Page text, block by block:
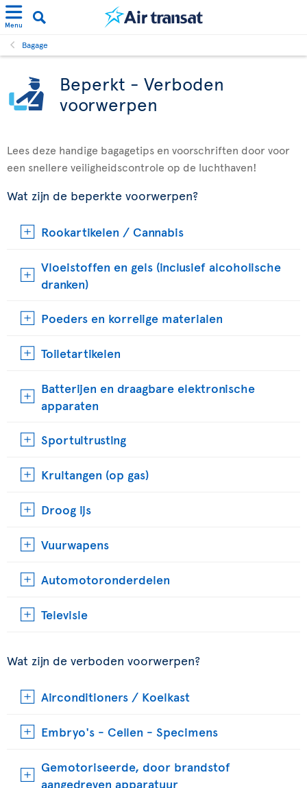
Menu
Bagage
Beperkt - Verboden
voorwerpen
Lees deze handige bagagetips en voorschriften door voor
een snellere veiligheidscontrole op de luchthaven!
Wat zijn de beperkte voorwerpen?
Rookartikelen / Cannabis
Vloeistoffen en gels (inclusief alcoholische
dranken)
Poeders en korrelige materialen
Toiletartikelen
Batterijen en draagbare elektronische
apparaten
Sportuitrusting
Krultangen (op gas)
Droog ijs
Vuurwapens
Automotoronderdelen
Televisie
Wat zijn de verboden voorwerpen?
Airconditioners / Koelkast
Embryo's - Cellen - Specimens
Gemotoriseerde, door brandstof
aangedreven apparatuur